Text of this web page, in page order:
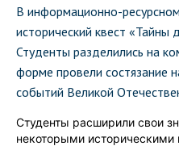
В информационно-
исторический квест «Тайны
Студенты разделились на
форме провели состязание
событий Великой
Студенты расширили свои
некоторыми